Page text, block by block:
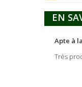
EN
Apte à
Très